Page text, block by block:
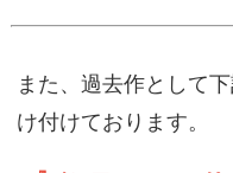
また、過去作として
け付けております。